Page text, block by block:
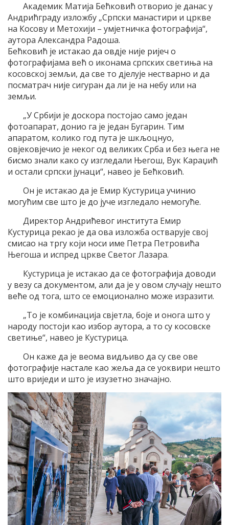
Академик Матија Бећковић отворио је данас у
Андрићграду изложбу „Српски манастири и цркве
на Косову и Метохији – умјетничка фотографија“,
аутора Александра Радоша.
Бећковић је истакао да овдје није ријеч о
фотографијама већ о иконама српских светиња на
косовској земљи, да све то дјелује нестварно и да
посматрач није сигуран да ли је на небу или на
земљи.
„У Србији је доскора постојао само један
фотоапарат, донио га је један Бугарин. Тим
апаратом, колико год пута је шкљоцнуо,
овјековјечио је неког од великих Срба и без њега не
бисмо знали како су изгледали Његош, Вук Караџић
и остали српски јунаци“, навео је Бећковић.
Он је истакао да је Емир Кустурица учинио
могућим све што је до јуче изгледало немогуће.
Директор Андрићевог института Емир
Кустурица рекао је да ова изложба остварује свој
смисао на тргу који носи име Петра Петровића
Његоша и испред цркве Светог Лазара.
Кустурица је истакао да се фотографија доводи
у везу са документом, али да је у овом случају нешто
веће од тога, што се емоционално може изразити.
„То је комбинација свјетла, боје и онога што у
народу постоји као избор аутора, а то су косовске
светиње“, навео је Кустурица.
Он каже да је веома видљиво да су све ове
фотографије настале као жеља да се уоквири нешто
што вриједи и што је изузетно значајно.